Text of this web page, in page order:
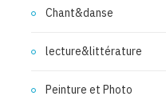
Chant&danse
lecture&littérature
Peinture et Photo